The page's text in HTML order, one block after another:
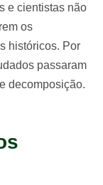
e cientistas não
os
históricos. Por
passaram
decomposição.